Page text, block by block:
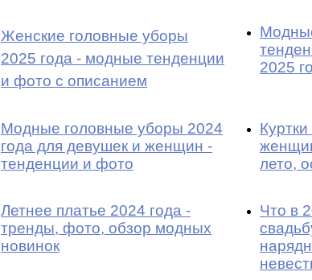
Женские головные уборы
2025 года - модные тенденции
и фото с описанием
2025
Модные головные уборы 2024
года для девушек и женщин -
тенденции и фото
лето,
Летнее платье 2024 года -
тренды, фото, обзор модных
новинок
Что в